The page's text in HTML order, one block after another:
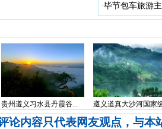
·毕节包车旅游
贵州遵义习水县丹霞谷... 遵义道真大沙河国家
论内容只代表网友观点，与本